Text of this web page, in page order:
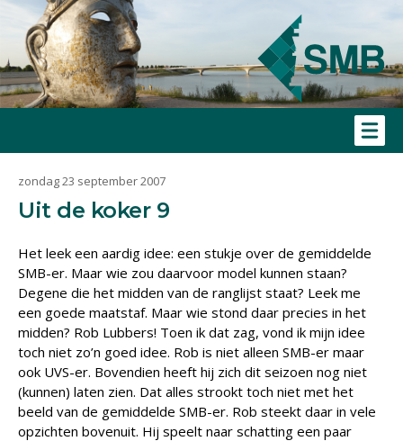
zondag 23 september 2007
Uit de koker 9
Het leek een aardig idee: een stukje over de gemiddelde
SMB-er. Maar wie zou daarvoor model kunnen staan?
Degene die het midden van de ranglijst staat? Leek me
een goede maatstaf. Maar wie stond daar precies in het
midden? Rob Lubbers! Toen ik dat zag, vond ik mijn idee
toch niet zo’n goed idee. Rob is niet alleen SMB-er maar
ook UVS-er. Bovendien heeft hij zich dit seizoen nog niet
(kunnen) laten zien. Dat alles strookt toch niet met het
beeld van de gemiddelde SMB-er. Rob steekt daar in vele
opzichten bovenuit. Hij speelt naar schatting een paar